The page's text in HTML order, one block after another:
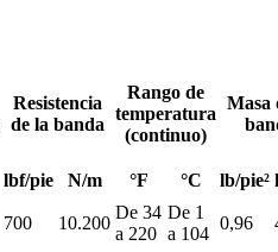
Resistencia
de la banda
Rango de
temperatura
(continuo)
Masa
lbf/pie N/m °F °C lb/pie²
700 10.200
De 34
a 220
De 1
a 104
0,96